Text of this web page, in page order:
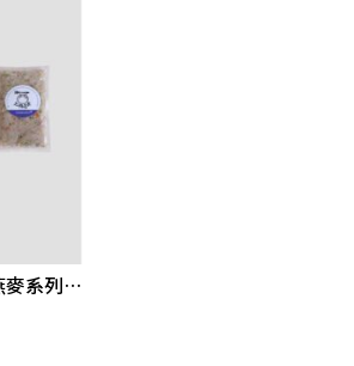
[首購免運組合].指定4包燕麥系列組合 – 狗適合 (免運優惠碼 : HI!MMMB)